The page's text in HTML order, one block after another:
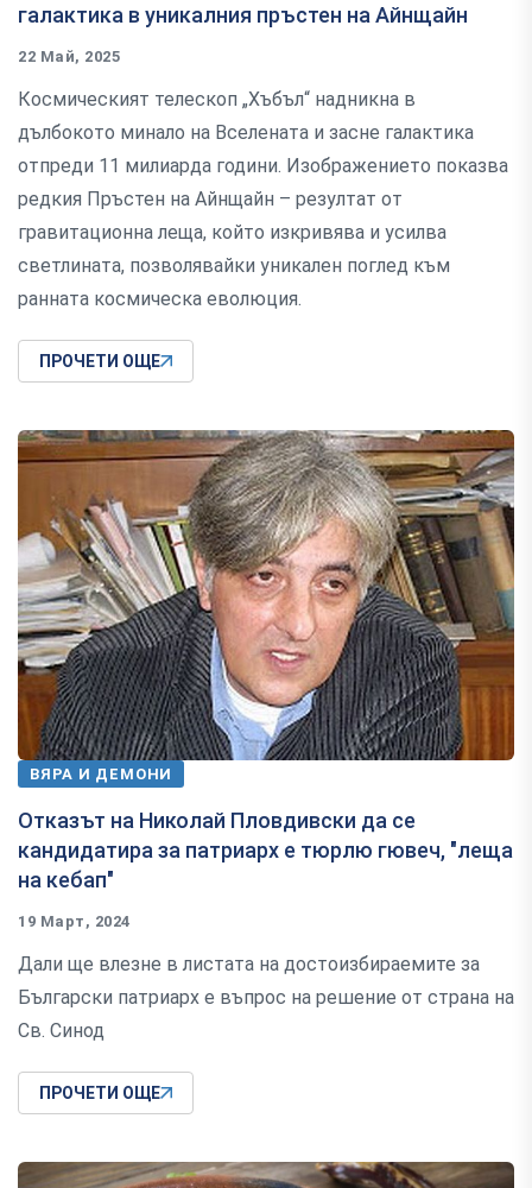
галактика в уникалния пръстен на Айнщайн
22 Май, 2025
Космическият телескоп „Хъбъл“ надникна в
дълбокото минало на Вселената и засне галактика
отпреди 11 милиарда години. Изображението показва
редкия Пръстен на Айнщайн – резултат от
гравитационна леща, който изкривява и усилва
светлината, позволявайки уникален поглед към
ранната космическа еволюция.
ПРОЧЕТИ ОЩЕ
ВЯРА И ДЕМОНИ
Отказът на Николай Пловдивски да се
кандидатира за патриарх е тюрлю гювеч, "леща
на кебап"
19 Март, 2024
Дали ще влезне в листата на достоизбираемите за
Български патриарх е въпрос на решение от страна на
Св. Синод
ПРОЧЕТИ ОЩЕ